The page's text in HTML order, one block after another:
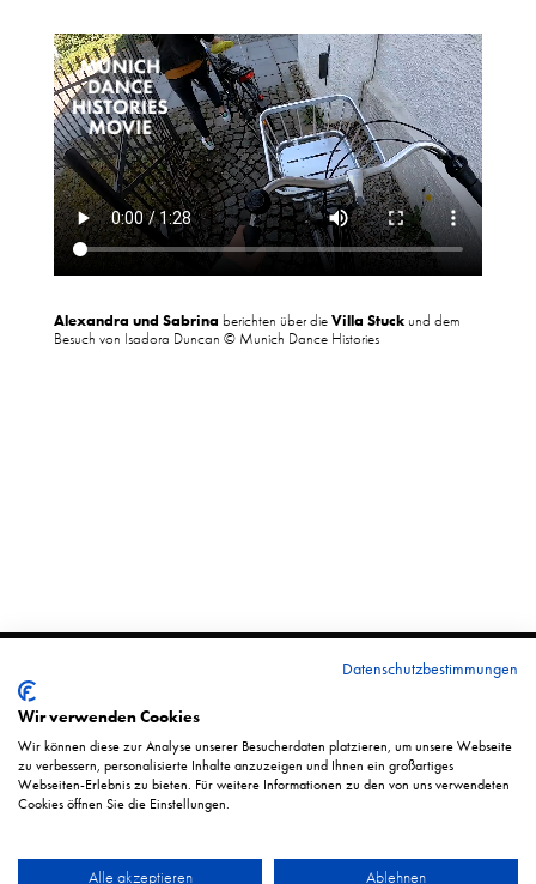
Alexandra und Sabrina berichten über dieVilla Stuckund dem
Besuch von Isadora Duncan © Munich Dance Histories
© 2025 | MUNICH DANCE HISTORIES
DATENSCHUTZ
Datenschutzbestimmungen
Wir verwenden Cookies
Wir können diese zur Analyse unserer Besucherdaten platzieren, um unsere Webseite
zu verbessern, personalisierte Inhalte anzuzeigen und Ihnen ein großartiges
Webseiten-Erlebnis zu bieten. Für weitere Informationen zu den von uns verwendeten
Cookies öffnen Sie die Einstellungen.
Alle akzeptieren Ablehnen